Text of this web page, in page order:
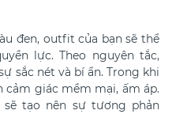
đen, outfit của bạn sẽ thể
lực. Theo nguyên tắc,
sắc nét và bí ẩn. Trong khi
cảm giác mềm mại, ấm áp.
tạo nên sự tương phản